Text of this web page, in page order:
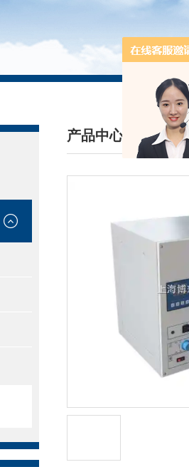
产品中心
/ PRODUCTS CENTER